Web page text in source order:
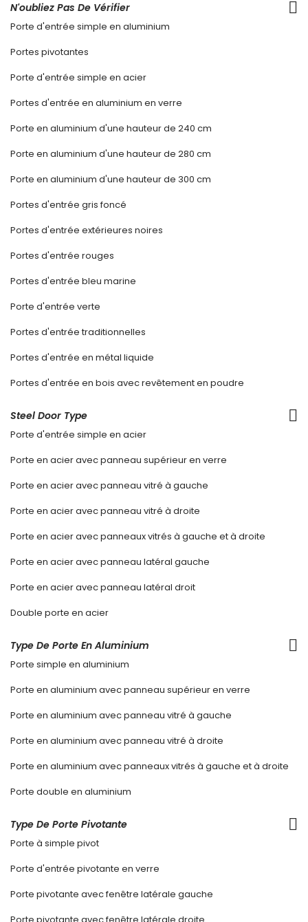
N'oubliez Pas De Vérifier
Porte d'entrée simple en aluminium
Portes pivotantes
Porte d'entrée simple en acier
Portes d'entrée en aluminium en verre
Porte en aluminium d'une hauteur de 240 cm
Porte en aluminium d'une hauteur de 280 cm
Porte en aluminium d'une hauteur de 300 cm
Portes d'entrée gris foncé
Portes d'entrée extérieures noires
Portes d'entrée rouges
Portes d'entrée bleu marine
Porte d'entrée verte
Portes d'entrée traditionnelles
Portes d'entrée en métal liquide
Portes d'entrée en bois avec revêtement en poudre
Steel Door Type
Porte d'entrée simple en acier
Porte en acier avec panneau supérieur en verre
Porte en acier avec panneau vitré à gauche
Porte en acier avec panneau vitré à droite
Porte en acier avec panneaux vitrés à gauche et à droite
Porte en acier avec panneau latéral gauche
Porte en acier avec panneau latéral droit
Double porte en acier
Type De Porte En Aluminium
Porte simple en aluminium
Porte en aluminium avec panneau supérieur en verre
Porte en aluminium avec panneau vitré à gauche
Porte en aluminium avec panneau vitré à droite
Porte en aluminium avec panneaux vitrés à gauche et à droite
Porte double en aluminium
Type De Porte Pivotante
Porte à simple pivot
Porte d'entrée pivotante en verre
Porte pivotante avec fenêtre latérale gauche